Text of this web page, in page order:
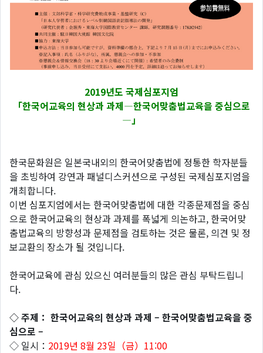
2019년도 국제심포지엄
「한국어교육의 현상과 과제―한국어맞춤법교육을 중심으로
―」
한국문화원은 일본국내외의 한국어맞춤법에 정통한 학자분들
을 초빙하여 강연과 패널디스커션으로 구성된 국제심포지엄을
개최합니다.
이번 심포지엄에서는 한국어맞춤법에 대한 각종문제점을 중심
으로 한국어교육의 현상과 과제를 폭넓게 의논하고, 한국어맞
춤법교육의 방향성과 문제점을 검토하는 것은 물론, 의견 및 정
보교환의 장소가 될 것입니다.
한국어교육에 관심 있으신 여러분들의 많은 관심 부탁드립니
다.
◇ 주제： 한국어교육의 현상과 과제 – 한국어맞춤법교육을 중
심으로 –
◇ 일시： 2019년 8월 23일（금）11:00